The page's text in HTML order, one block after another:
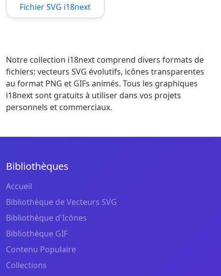
Fichier SVG i18next
Notre collection i18next comprend divers formats de
fichiers: vecteurs SVG évolutifs, icônes transparentes
au format PNG et GIFs animés. Tous les graphiques
i18next sont gratuits à utiliser dans vos projets
personnels et commerciaux.
Bibliothèques
Accueil
Bibliothèque de Vecteurs SVG
Bibliothèque d'Icônes
Bibliothèque GIF
Contenu Populaire
Collections